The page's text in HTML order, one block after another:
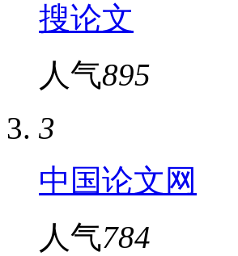
搜论文
人气895
3
中国论文网
人气784